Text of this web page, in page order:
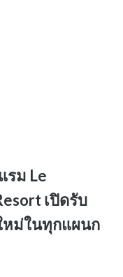
รม Le
เปิดรับ
หม่ในทุกแผนก